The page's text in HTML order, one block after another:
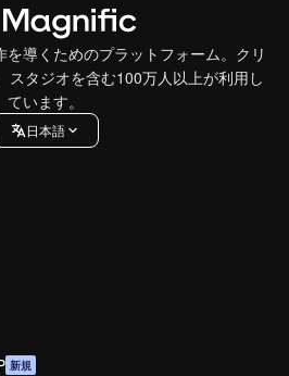
導くためのプラットフォーム。クリ
スタジオを含む100万人以上が利用し
ています。
日本語
新規